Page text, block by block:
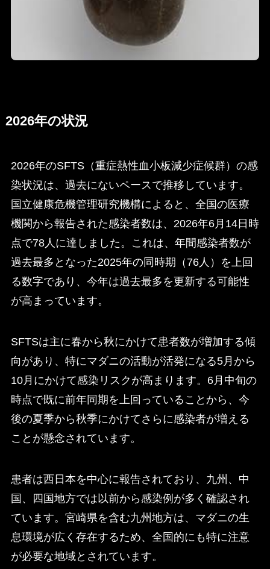
2026年の状況
2026年のSFTS（重症熱性血小板減少症候群）の感
染状況は、過去にないペースで推移しています。
国立健康危機管理研究機構によると、全国の医療
機関から報告された感染者数は、2026年6月14日時
点で78人に達しました。これは、年間感染者数が
過去最多となった2025年の同時期（76人）を上回
る数字であり、今年は過去最多を更新する可能性
が高まっています。
SFTSは主に春から秋にかけて患者数が増加する傾
向があり、特にマダニの活動が活発になる5月から
10月にかけて感染リスクが高まります。6月中旬の
時点で既に前年同期を上回っていることから、今
後の夏季から秋季にかけてさらに感染者が増える
ことが懸念されています。
患者は西日本を中心に報告されており、九州、中
国、四国地方では以前から感染例が多く確認され
ています。宮崎県を含む九州地方は、マダニの生
息環境が広く存在するため、全国的にも特に注意
が必要な地域とされています。